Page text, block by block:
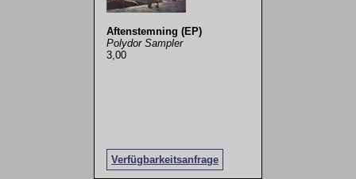
Aftenstemning (EP)
Polydor Sampler
3,00
Verfügbarkeitsanfrage